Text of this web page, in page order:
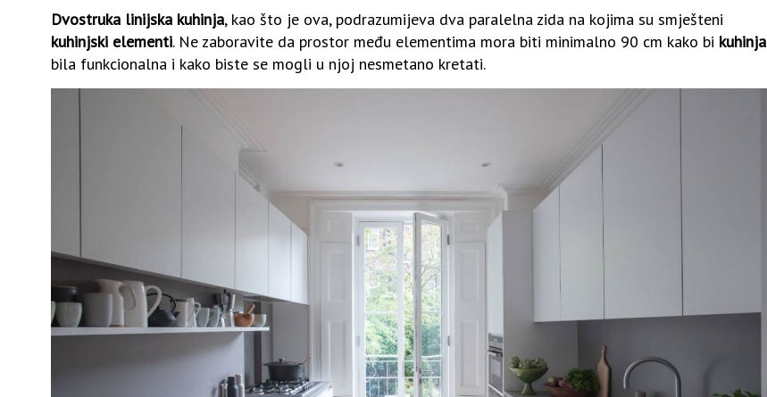
Dvostruka linijska kuhinja, kao što je ova, podrazumijeva dva paralelna zida na kojima su smješteni
kuhinjski elementi. Ne zaboravite da prostor među elementima mora biti minimalno 90 cm kako bi kuhinja
bila funkcionalna i kako biste se mogli u njoj nesmetano kretati.